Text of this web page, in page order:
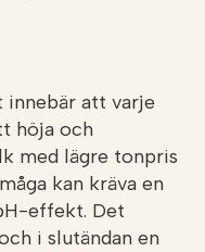
innebär att varje
höja och
med lägre tonpris
kan kräva en
effekt. Det
i slutändan en